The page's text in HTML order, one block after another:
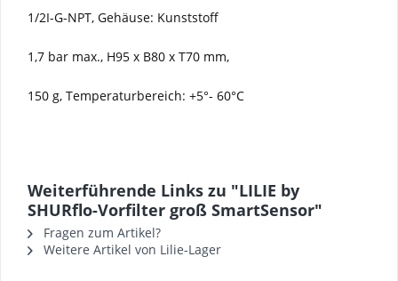
1/2I-G-NPT, Gehäuse: Kunststoff
1,7 bar max., H95 x B80 x T70 mm,
150 g, Temperaturbereich: +5°- 60°C
Weiterführende Links zu "LILIE by
SHURflo-Vorfilter groß SmartSensor"
Fragen zum Artikel?
Weitere Artikel von Lilie-Lager